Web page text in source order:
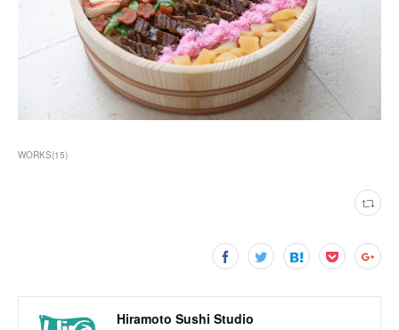
WORKS(15)
Hiramoto Sushi Studio